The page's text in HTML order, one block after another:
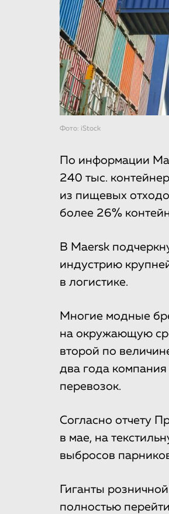
Фото: iStock
По информации
240 тыс.
из пищевых
более 26%
В Maersk
индустрию
в логистике.
Многие модные
на окружающую
второй по
два года компания
перевозок.
Согласно отчету
в мае, на
выбросов
Гиганты
полностью